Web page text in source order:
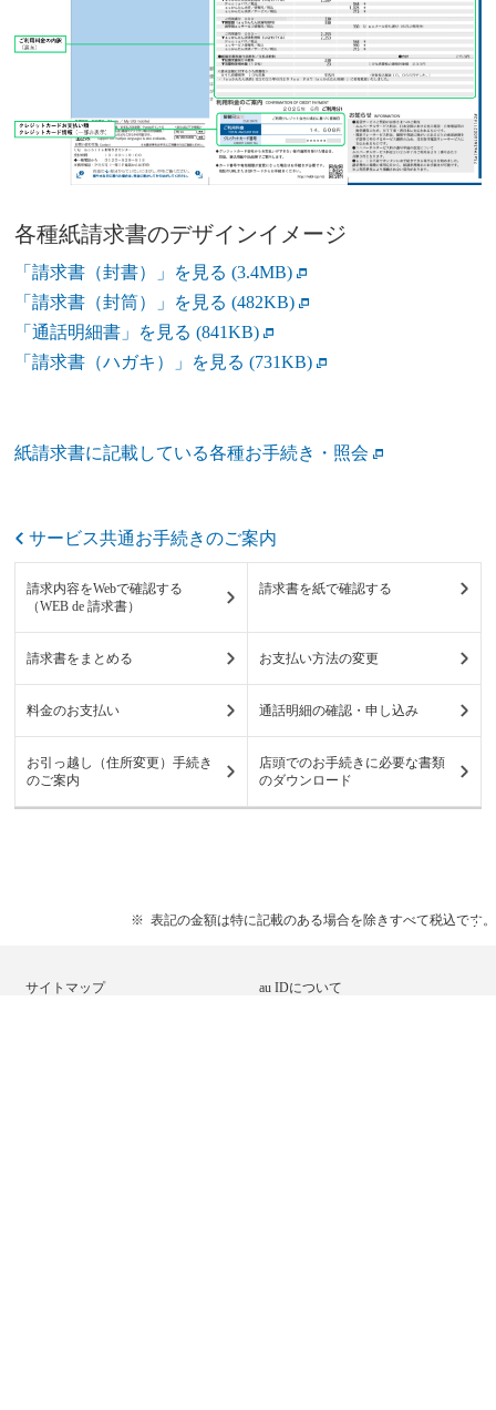
各種紙請求書のデザインイメージ
「請求書（封書）」を見る(3.4MB)
「請求書（封筒）」を見る(482KB)
「通話明細書」を見る(841KB)
「請求書（ハガキ）」を見る(731KB)
紙請求書に記載している各種お手続き・照会
サービス共通お手続きのご案内
請求内容をWebで確認する
（WEB de 請求書）
請求書を紙で確認する
請求書をまとめる お支払い方法の変更
料金のお支払い 通話明細の確認・申し込み
お引っ越し（住所変更）手続き
のご案内
店頭でのお手続きに必要な書類
のダウンロード
表記の金額は特に記載のある場合を除きすべて税込です。
サイトマップ au IDについて